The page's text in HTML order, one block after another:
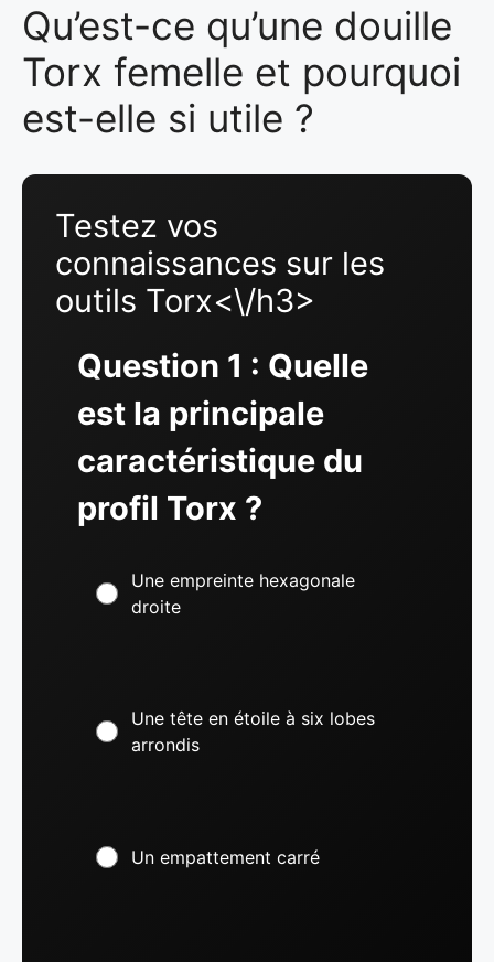
Qu’est-ce qu’une douille
Torx femelle et pourquoi
est-elle si utile ?
Testez vos
connaissances sur les
outils Torx<\/h3>
Question 1 : Quelle
est la principale
caractéristique du
profil Torx ?
Une empreinte hexagonale
droite
Une tête en étoile à six lobes
arrondis
Un empattement carré